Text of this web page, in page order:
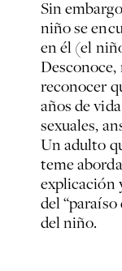
Sin
niño se
en él (el
reconocer
años de
sexuales,
Un adulto
teme
explicación
del
del niño.